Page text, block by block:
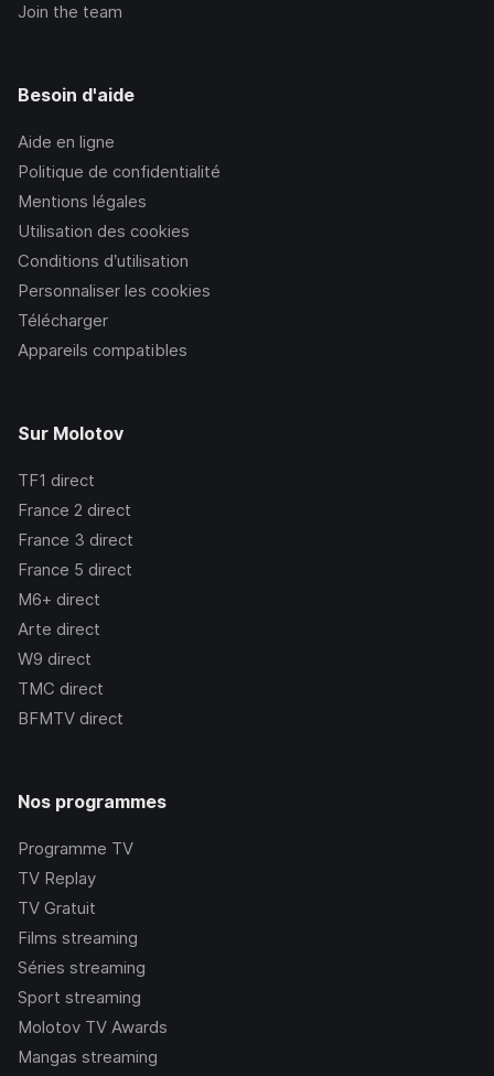
Join the team
Besoin d'aide
Aide en ligne
Politique de confidentialité
Mentions légales
Utilisation des cookies
Conditions d’utilisation
Personnaliser les cookies
Télécharger
Appareils compatibles
Sur Molotov
TF1 direct
France 2 direct
France 3 direct
France 5 direct
M6+ direct
Arte direct
W9 direct
TMC direct
BFMTV direct
Nos programmes
Programme TV
TV Replay
TV Gratuit
Films streaming
Séries streaming
Sport streaming
Molotov TV Awards
Mangas streaming